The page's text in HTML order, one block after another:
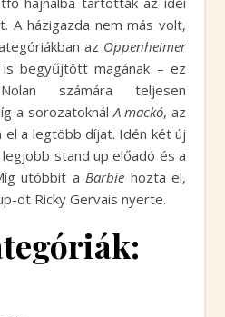
A házigazda nem más volt,
az Oppenheimer
begyűjtött magának – ez
számára teljesen
a sorozatoknál A mackó, az
el a legtöbb díjat. Idén két új
stand up előadó és a
utóbbit a Barbie hozta el,
ot Ricky Gervais nyerte.